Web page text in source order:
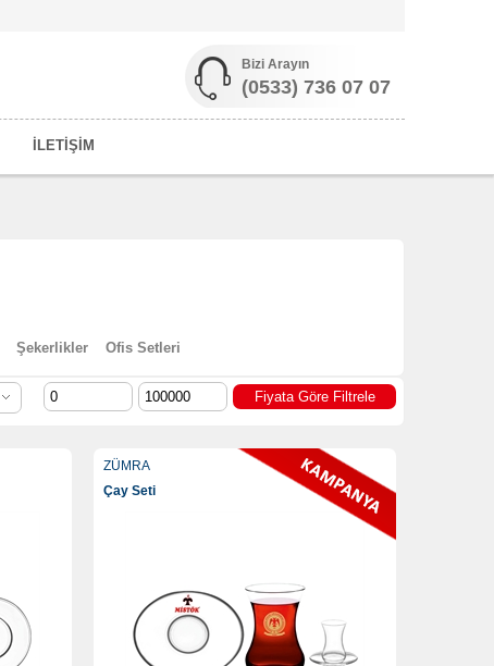
Bizi Arayın
(0533) 736 07 07
İLETİŞİM
Şekerlikler Ofis Setleri
ZÜMRA
Çay Seti